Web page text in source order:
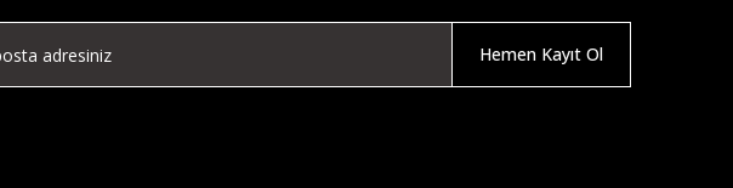
Hemen Kayıt Ol